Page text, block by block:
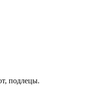
подлецы.